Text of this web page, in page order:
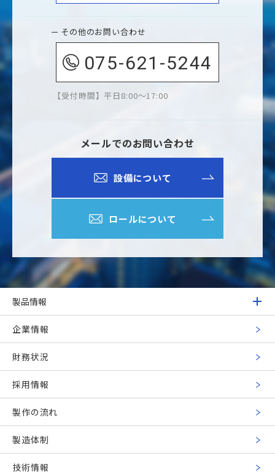
その他のお問い合わせ
075-621-5244
受付時間 平日8:00～17:00
メールでのお問い合わせ
設備について
ロールについて
製品情報
企業情報
財務状況
採用情報
製作の流れ
製造体制
技術情報